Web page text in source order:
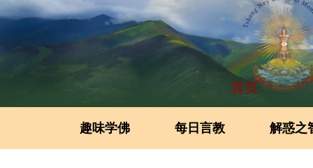
首页
趣味学佛 每日言教 解惑之